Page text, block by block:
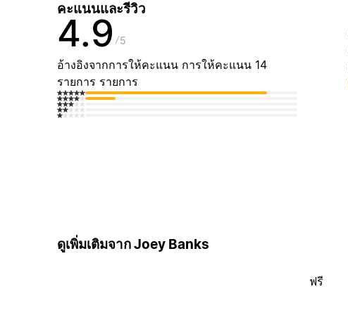
คะแนนและรีวิว
4.9 5
อ้างอิงจากการให้คะแนน การให้คะแนน 14
รายการ รายการ
ดูเพิ่มเติมจาก Joey Banks
ฟรี